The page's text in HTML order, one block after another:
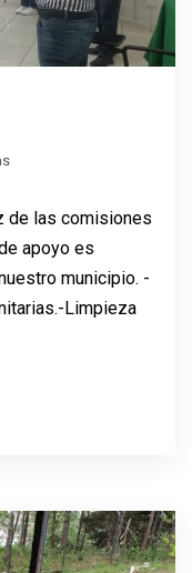
de las comisiones
apoyo es
municipio. -
Limpieza